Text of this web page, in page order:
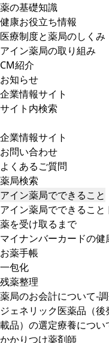
薬の基礎知識
健康お役立ち情報
医療制度と薬局のしくみ
アイン薬局の取り組み
CM紹介
お知らせ
企業情報サイト
サイト内検索
企業情報サイト
お問い合わせ
よくあるご質問
薬局検索
アイン薬局でできること
アイン薬局でできること
薬を受け取るまで
マイナンバーカードの健
お薬手帳
一包化
残薬整理
薬局のお会計について-
ジェネリック医薬品（
載品）の選定療養につい
かかりつけ薬剤師